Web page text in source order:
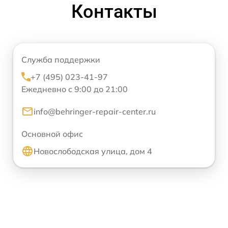
Контакты
Служба поддержки
+7 (495) 023-41-97
Ежедневно с 9:00 до 21:00
info@behringer-repair-center.ru
Основной офис
Новослободская улица, дом 4